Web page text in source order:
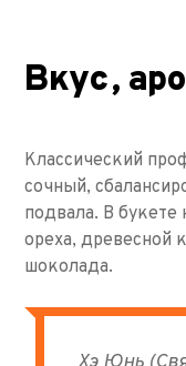
Вкус,
Классический
сочный,
подвала. В букете
ореха, древесной
шоколада.